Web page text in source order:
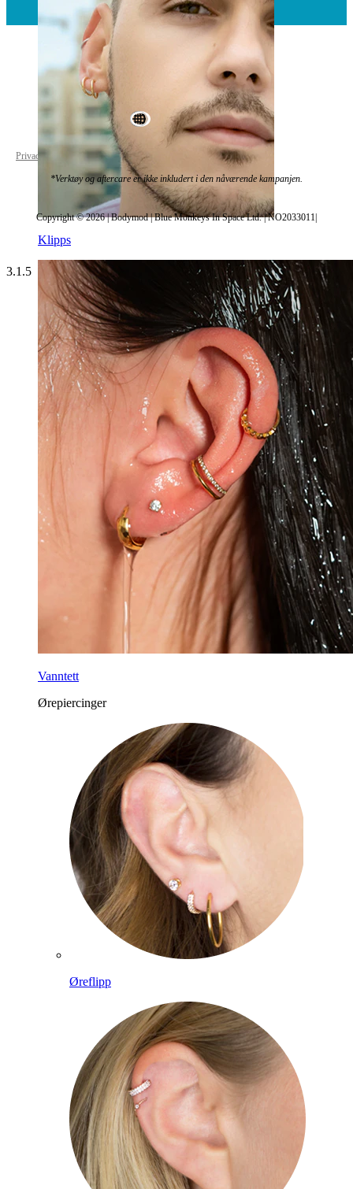
Klipps
Vanntett
Ørepiercinger
Øreflipp
World Wide
Privacy policy Cookie settings
*Verktøy og aftercare er ikke inkludert i den nåværende kampanjen.
Copyright © 2026 | Bodymod | Blue Monkeys In Space Ltd. | NO2033011|
3.1.5